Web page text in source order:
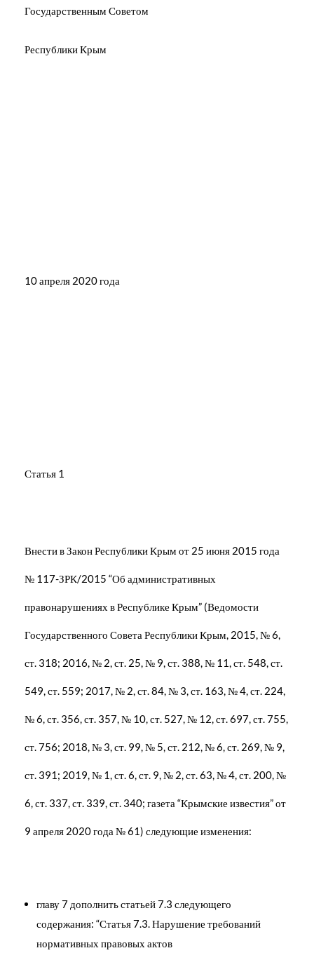
Государственным Советом
Республики Крым
10 апреля 2020 года
Статья 1
Внести в Закон Республики Крым от 25 июня 2015 года
№ 117-ЗРК/2015 “Об административных
правонарушениях в Республике Крым” (Ведомости
Государственного Совета Республики Крым, 2015, № 6,
ст. 318; 2016, № 2, ст. 25, № 9, ст. 388, № 11, ст. 548, ст.
549, ст. 559; 2017, № 2, ст. 84, № 3, ст. 163, № 4, ст. 224,
№ 6, ст. 356, ст. 357, № 10, ст. 527, № 12, ст. 697, ст. 755,
ст. 756; 2018, № 3, ст. 99, № 5, ст. 212, № 6, ст. 269, № 9,
ст. 391; 2019, № 1, ст. 6, ст. 9, № 2, ст. 63, № 4, ст. 200, №
6, ст. 337, ст. 339, ст. 340; газета “Крымские известия” от
9 апреля 2020 года № 61) следующие изменения:
главу 7 дополнить статьей 7.3 следующего
содержания: “Статья 7.3. Нарушение требований
нормативных правовых актов